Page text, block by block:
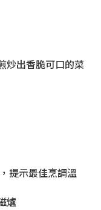
炒出香脆可口的菜
提示最佳烹調溫
爐